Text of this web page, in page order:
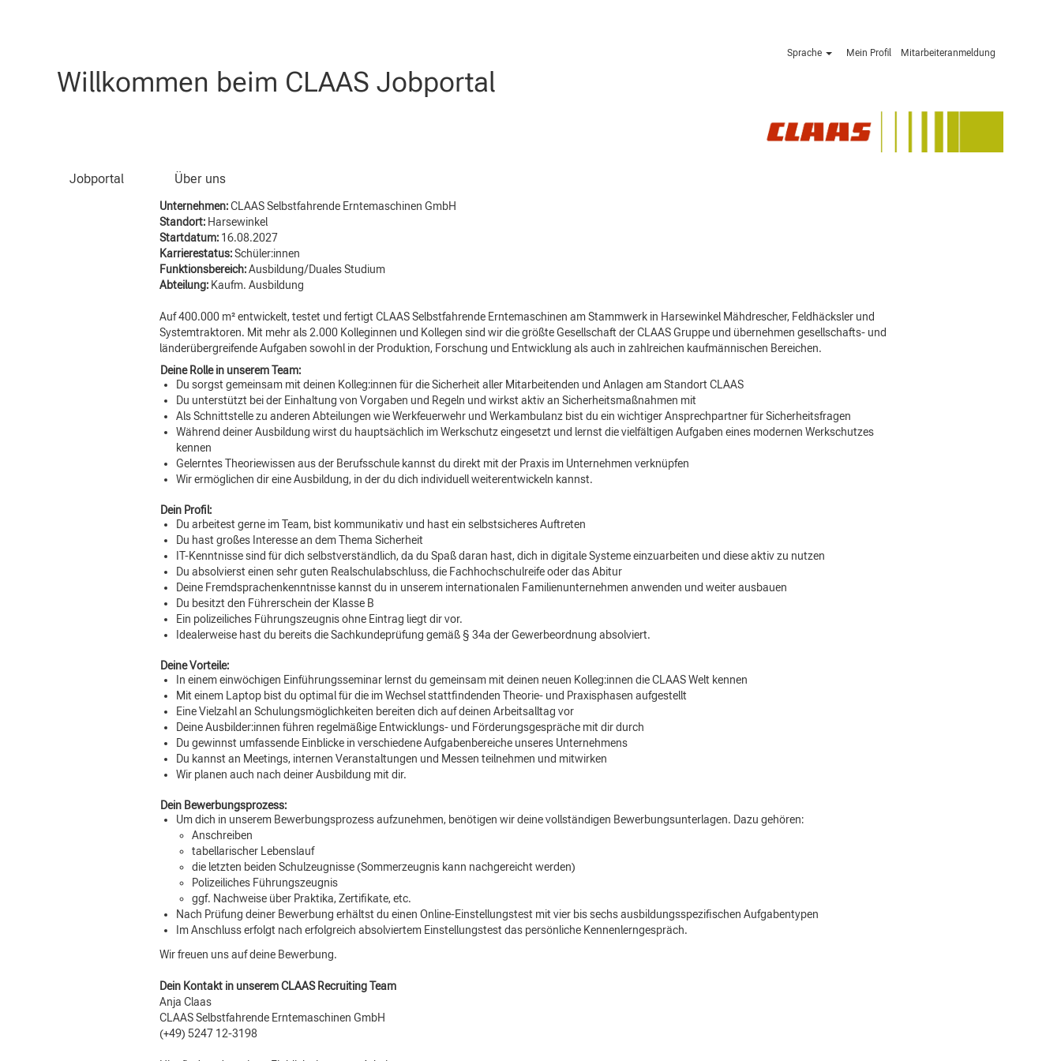
Willkommen beim CLAAS Jobportal
Sprache Mein Profil Mitarbeiteranmeldung
Jobportal Über uns
Jetzt bewerben »
Ausbildung Fachkraft für Schutz und Sicherheit (m/w/d)
Unternehmen:CLAAS Selbstfahrende Erntemaschinen GmbH
Standort: Harsewinkel
Startdatum: 16.08.2027
Karrierestatus:Schüler:innen
Funktionsbereich:Ausbildung/Duales Studium
Abteilung: Kaufm. Ausbildung
Auf 400.000 m² entwickelt, testet und fertigt CLAAS Selbstfahrende Erntemaschinen am Stammwerk in Harsewinkel Mähdrescher, Feldhäcksler und
Systemtraktoren. Mit mehr als 2.000 Kolleginnen und Kollegen sind wir die größte Gesellschaft der CLAAS Gruppe und übernehmen gesellschafts- und
länderübergreifende Aufgaben sowohl in der Produktion, Forschung und Entwicklung als auch in zahlreichen kaufmännischen Bereichen.
Deine Rolle in unserem Team:
Du sorgst gemeinsam mit deinen Kolleg:innen für die Sicherheit aller Mitarbeitenden und Anlagen am Standort CLAAS
Du unterstützt bei der Einhaltung von Vorgaben und Regeln und wirkst aktiv an Sicherheitsmaßnahmen mit
Als Schnittstelle zu anderen Abteilungen wie Werkfeuerwehr und Werkambulanz bist du ein wichtiger Ansprechpartner für Sicherheitsfragen
Während deiner Ausbildung wirst du hauptsächlich im Werkschutz eingesetzt und lernst die vielfältigen Aufgaben eines modernen Werkschutzes
kennen
Gelerntes Theoriewissen aus der Berufsschule kannst du direkt mit der Praxis im Unternehmen verknüpfen
Wir ermöglichen dir eine Ausbildung, in der du dich individuell weiterentwickeln kannst.
Dein Profil:
Du arbeitest gerne im Team, bist kommunikativ und hast ein selbstsicheres Auftreten
Du hast großes Interesse an dem Thema Sicherheit
IT-Kenntnisse sind für dich selbstverständlich, da du Spaß daran hast, dich in digitale Systeme einzuarbeiten und diese aktiv zu nutzen
Du absolvierst einen sehr guten Realschulabschluss, die Fachhochschulreife oder das Abitur
Deine Fremdsprachenkenntnisse kannst du in unserem internationalen Familienunternehmen anwenden und weiter ausbauen
Du besitzt den Führerschein der Klasse B
Ein polizeiliches Führungszeugnis ohne Eintrag liegt dir vor.
Idealerweise hast du bereits die Sachkundeprüfung gemäß § 34a der Gewerbeordnung absolviert.
Deine Vorteile:
In einem einwöchigen Einführungsseminar lernst du gemeinsam mit deinen neuen Kolleg:innen die CLAAS Welt kennen
Mit einem Laptop bist du optimal für die im Wechsel stattfindenden Theorie- und Praxisphasen aufgestellt
Eine Vielzahl an Schulungsmöglichkeiten bereiten dich auf deinen Arbeitsalltag vor
Deine Ausbilder:innen führen regelmäßige Entwicklungs- und Förderungsgespräche mit dir durch
Du gewinnst umfassende Einblicke in verschiedene Aufgabenbereiche unseres Unternehmens
Du kannst an Meetings, internen Veranstaltungen und Messen teilnehmen und mitwirken
Wir planen auch nach deiner Ausbildung mit dir.
Dein Bewerbungsprozess:
Um dich in unserem Bewerbungsprozess aufzunehmen, benötigen wir deine vollständigen Bewerbungsunterlagen. Dazu gehören:
Anschreiben
tabellarischer Lebenslauf
die letzten beiden Schulzeugnisse (Sommerzeugnis kann nachgereicht werden)
Polizeiliches Führungszeugnis
ggf. Nachweise über Praktika, Zertifikate, etc.
Nach Prüfung deiner Bewerbung erhältst du einen Online-Einstellungstest mit vier bis sechs ausbildungsspezifischen Aufgabentypen
Im Anschluss erfolgt nach erfolgreich absolviertem Einstellungstest das persönliche Kennenlerngespräch.
Wir freuen uns auf deine Bewerbung.
Dein Kontakt in unserem CLAAS Recruiting Team
Anja Claas
CLAAS Selbstfahrende Erntemaschinen GmbH
(+49) 5247 12-3198